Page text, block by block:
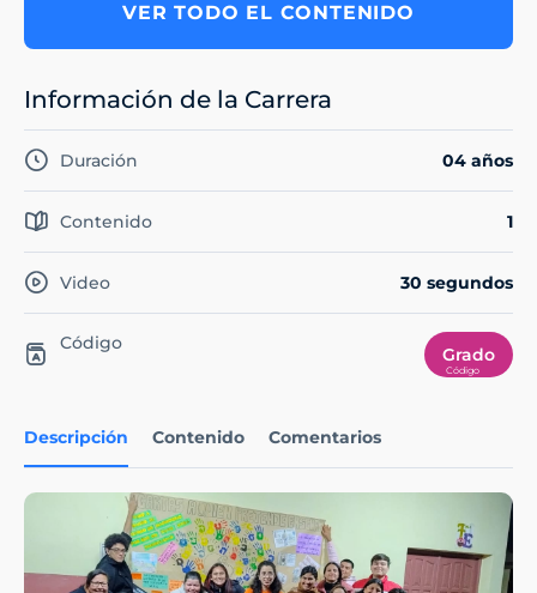
Descripción Contenido Comentarios
VER TODO EL CONTENIDO
Información de la Carrera
Duración 04 años
Contenido 1
Video 30 segundos
Código
Grado